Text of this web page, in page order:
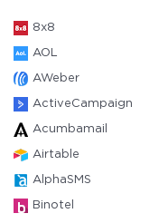
8x8
AOL
AWeber
ActiveCampaign
Acumbamail
Airtable
AlphaSMS
Binotel